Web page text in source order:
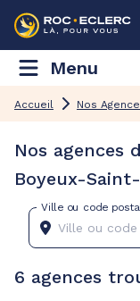
Menu
Accueil Nos
Nos agences
Boyeux-
Ville ou code postal
6 agences